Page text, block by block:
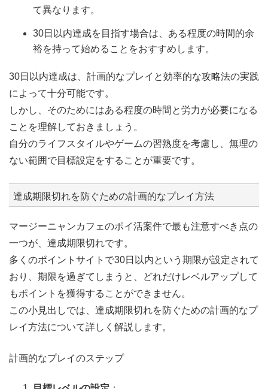
て異なります。
30日以内達成を目指す場合は、ある程度の時間的余
裕を持って始めることをおすすめします。
30日以内達成は、計画的なプレイと効率的な攻略法の実践
によって十分可能です。
しかし、そのためにはある程度の時間と労力が必要になる
ことを理解しておきましょう。
自分のライフスタイルやゲームの習熟度を考慮し、無理の
ない範囲で目標設定をすることが重要です。
達成期限切れを防ぐための計画的なプレイ方法
マージーニャンカフェのポイ活案件で最も注意すべき点の
一つが、達成期限切れです。
多くのポイントサイトで30日以内という期限が設定されて
おり、期限を過ぎてしまうと、どれだけレベルアップして
もポイントを獲得することができません。
この小見出しでは、達成期限切れを防ぐための計画的なプ
レイ方法について詳しく解説します。
計画的なプレイのステップ